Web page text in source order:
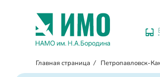
Главная страница / Петропавловск-